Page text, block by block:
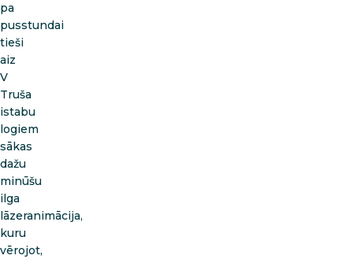
pa
pusstundai
tieši
aiz
V
Truša
istabu
logiem
sākas
dažu
minūšu
ilga
lāzeranimācija,
kuru
vērojot,